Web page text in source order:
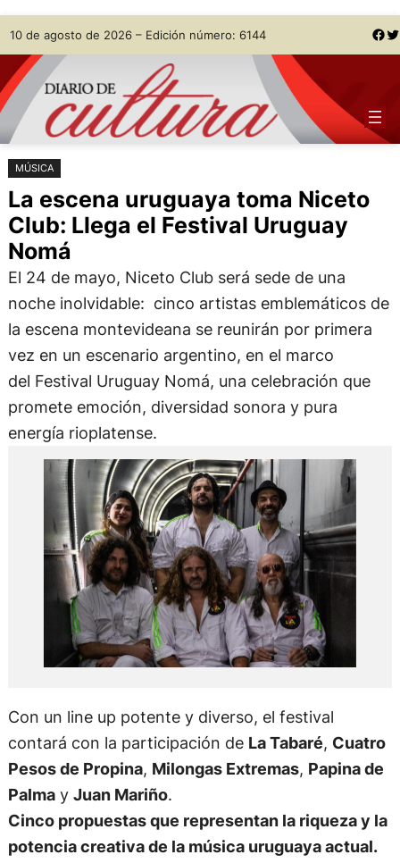
Saltar
al
contenido
Skip
to
content
10 de agosto de 2026 – Edición número: 6144 Facebook Twitter
MÚSICA
La escena uruguaya toma Niceto
Club: Llega el Festival Uruguay
Nomá
El 24 de mayo, Niceto Club será sede de una
noche inolvidable: cinco artistas emblemáticos de
la escena montevideana se reunirán por primera
vez en un escenario argentino, en el marco
del Festival Uruguay Nomá, una celebración que
promete emoción, diversidad sonora y pura
energía rioplatense.
Con un line up potente y diverso, el festival
contará con la participación de
Pesos de Propina
Milongas Extremas ,Papina de
Palma
y Juan Mariño